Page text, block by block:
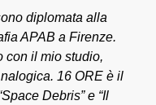
diplomata alla
APAB a Firenze.
con il mio studio,
16 ORE è il
Debris” e “Il